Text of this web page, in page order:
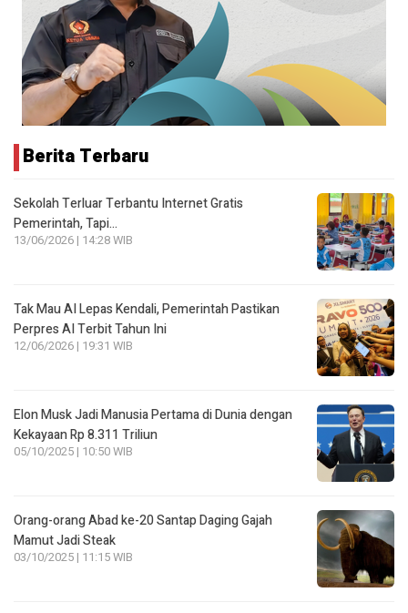
Berita Terbaru
Sekolah Terluar Terbantu Internet Gratis
Pemerintah, Tapi…
13/06/2026 | 14:28 WIB
Tak Mau AI Lepas Kendali, Pemerintah Pastikan
Perpres AI Terbit Tahun Ini
12/06/2026 | 19:31 WIB
Elon Musk Jadi Manusia Pertama di Dunia dengan
Kekayaan Rp 8.311 Triliun
05/10/2025 | 10:50 WIB
Orang-orang Abad ke-20 Santap Daging Gajah
Mamut Jadi Steak
03/10/2025 | 11:15 WIB